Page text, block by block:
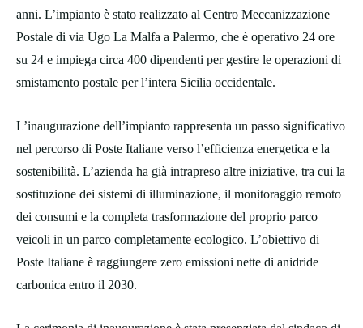
anni. L’impianto è stato realizzato al Centro Meccanizzazione
Postale di via Ugo La Malfa a Palermo, che è operativo 24 ore
su 24 e impiega circa 400 dipendenti per gestire le operazioni di
smistamento postale per l’intera Sicilia occidentale.
L’inaugurazione dell’impianto rappresenta un passo significativo
nel percorso di Poste Italiane verso l’efficienza energetica e la
sostenibilità. L’azienda ha già intrapreso altre iniziative, tra cui la
sostituzione dei sistemi di illuminazione, il monitoraggio remoto
dei consumi e la completa trasformazione del proprio parco
veicoli in un parco completamente ecologico. L’obiettivo di
Poste Italiane è raggiungere zero emissioni nette di anidride
carbonica entro il 2030.